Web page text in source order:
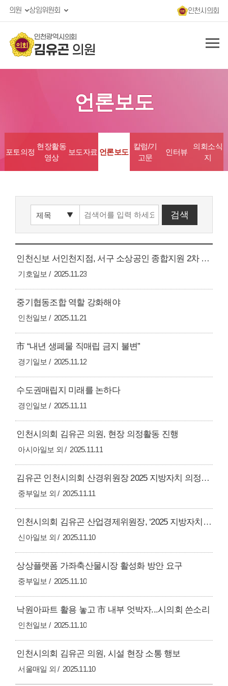
의원 상임위원회 인천시의회
인천광역시의회
김유곤 의원
언론보도
포토의정
현장활동
영상
보도자료 언론보도
칼럼/기
고문
인터뷰
의회소식
지
인천신보 서인천지점, 서구 소상공인 종합지원 2차 협의회 개최
기호일보 2025.11.23
중기협동조합 역할 강화해야
인천일보 2025.11.21
市 “내년 생폐물 직매립 금지 불변”
경기일보 2025.11.12
수도권매립지 미래를 논하다
경인일보 2025.11.11
인천시의회 김유곤 의원, 현장 의정활동 진행
아시아일보 외 2025.11.11
김유곤 인천시의회 산경위원장 2025 지방자치 의정대상 수상
중부일보 외 2025.11.11
인천시의회 김유곤 산업경제위원장, ‘2025 지방자치의정대상' 수상
신아일보 외 2025.11.10
상상플랫폼 가좌축산물시장 활성화 방안 요구
중부일보 2025.11.10
낙원아파트 활용 놓고 市 내부 엇박자...시의회 쓴소리
인천일보 2025.11.10
인천시의회 김유곤 의원, 시설 현장 소통 행보
서울매일 외 2025.11.10